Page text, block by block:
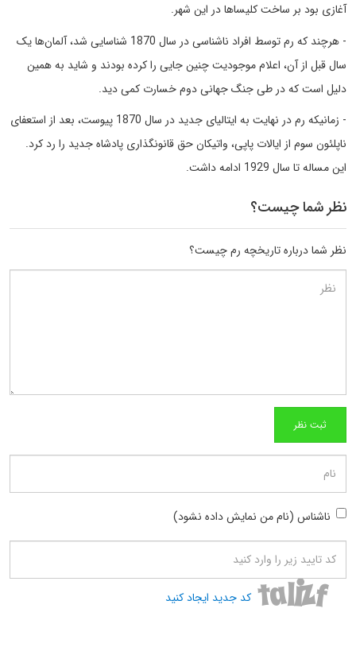
آغازی بود بر ساخت کلیساها در این شهر.
- هرچند که رم توسط افراد ناشناسی در سال 1870 شناسایی شد، آلمان‌ها یک
سال قبل از آن، اعلام موجودیت چنین جایی را کرده بودند و شاید به همین
دلیل است که در طی جنگ جهانی دوم خسارت کمی دید.
- زمانیکه رم در نهایت به ایتالیای جدید در سال 1870 پیوست، بعد از استعفای
ناپلئون سوم از ایالات پاپی، واتیکان حق قانونگذاری پادشاه جدید را رد کرد.
این مساله تا سال 1929 ادامه داشت.
نظر شما چیست؟
نظر شما درباره تاریخچه رم چیست؟
ناشناس (نام من نمایش داده نشود)
کد جدید ایجاد کنید